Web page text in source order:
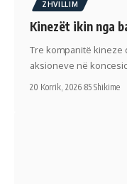
ZHVILLIM
Kinezët ikin nga
Tre kompanitë kineze
aksioneve në
20 Korrik, 2026 85 Shikime